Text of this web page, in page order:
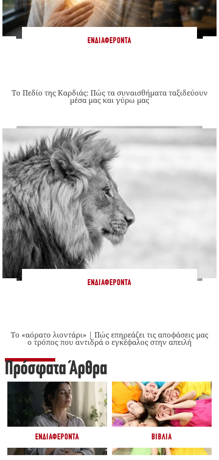
ΕΝΔΙΑΦΈΡΟΝΤΑ
Το Πεδίο της Καρδιάς: Πώς τα συναισθήματα ταξιδεύουν
μέσα μας και γύρω μας
ΕΝΔΙΑΦΈΡΟΝΤΑ
Το «αόρατο λιοντάρι» | Πώς επηρεάζει τις αποφάσεις μας
ο τρόπος που αντιδρά ο εγκέφαλος στην απειλή
Πρόσφατα Άρθρα
ΕΝΔΙΑΦΈΡΟΝΤΑ ΒΙΒΛΊΑ